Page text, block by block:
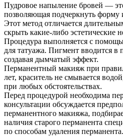
Пудровое напыление бровей —
позволяющая подчеркнуть форму
Этот метод отличается
скрыть какие-либо эстетические
Процедура выполняется с
для татуажа. Пигмент вводится
создавая дымчатый эффект.
Перманентный макияж при
лет, краситель не смывается
при любых обстоятельствах.
Перед процедурой необходима
консультации обсуждается
перманентного макияжа,
наличия старого перманента
по способам удаления перманента.